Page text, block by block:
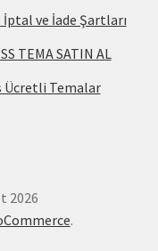
ve İade Şartları
TEMA SATIN AL
Ücretli Temalar
2026
.